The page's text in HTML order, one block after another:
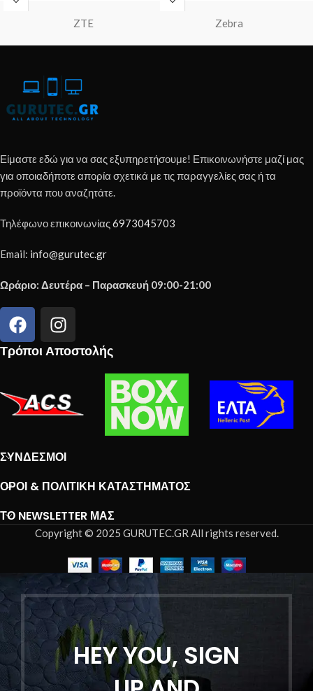
ZTE Zebra
Είμαστε εδώ για να σας εξυπηρετήσουμε! Επικοινωνήστε μαζί μας
για οποιαδήποτε απορία σχετικά με τις παραγγελίες σας ή τα
προϊόντα που αναζητάτε.
Τηλέφωνο επικοινωνίας6973045703
Email: info@gurutec.gr
Ωράριο: Δευτέρα – Παρασκευή 09:00-21:00
Τρόποι Αποστολής
ΣΎΝΔΕΣΜΟΙ
ΌΡΟΙ & ΠΟΛΙΤΙΚΉ ΚΑΤΑΣΤΉΜΑΤΟΣ
ΤΟ NEWSLETTER ΜΑΣ
Copyright © 2025 GURUTEC.GR All rights reserved.
HEY YOU, SIGN